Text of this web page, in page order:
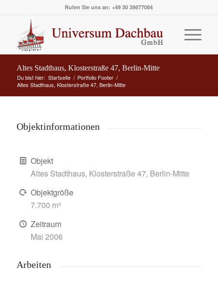
Rufen Sie uns an: +49 30 39877084
Altes Stadthaus, Klosterstraße 47, Berlin-Mitte
Du bist hier: Startseite / Portfolio Footer /
Altes Stadthaus, Klosterstraße 47, Berlin-Mitte
Objektinformationen
Objekt
Altes Stadthaus, Klosterstraße 47, Berlin-Mitte
Objektgröße
7.700 m²
Zeitraum
Mai 2006
Arbeiten